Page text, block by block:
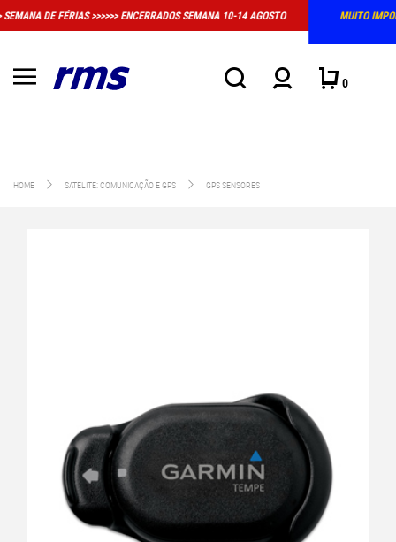
MUITO IMPORTANTE: A LOJA FÍSICA EM MASSAMÁ DEIXOU DE TER HORÁRIO
CONVENCIONAL DE ATENDIMENTO
0
HOME SATELITE: COMUNICAÇÃO E GPS GPS SENSORES